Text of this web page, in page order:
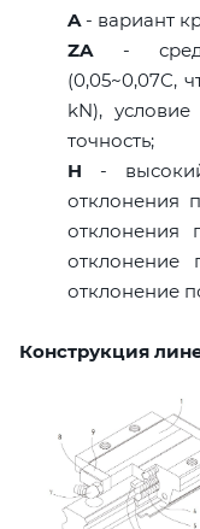
A- вариант
ZA-
(0,05~0,07C,
kN),
точность;
H -
отклонения
отклонение
отклонение
Конструкция